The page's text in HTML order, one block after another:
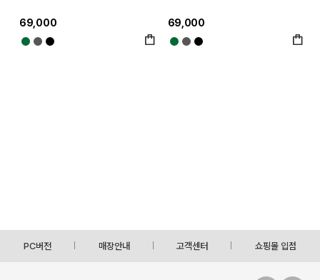
69,000 69,000
PC버전 매장안내 고객센터 쇼핑몰 입점